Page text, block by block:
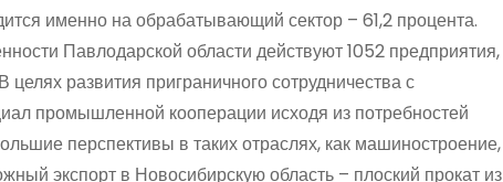
именно на обрабатывающий сектор – 61,2 процента.
Павлодарской области действуют 1052 предприятия,
развития приграничного сотрудничества с
промышленной кооперации исходя из потребностей
перспективы в таких отраслях, как машиностроение,
экспорт в Новосибирскую область – плоский прокат из